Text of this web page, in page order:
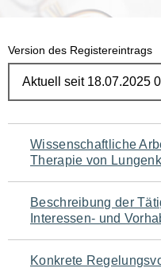
Version des Registereintrags
Navigation
für
den
Seiteninhalt
Wissenschaftliche
Therapie von
Beschreibung der
Interessen- und
Konkrete